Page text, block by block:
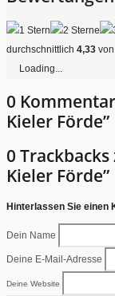
durchschnittlich 4,33
Loading...
0
Kieler Förde”
0
Kieler Förde”
Hinterlassen Sie einen
Dein Name
Deine E-Mail-Adresse
Deine Website